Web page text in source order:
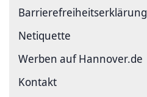
Barriere­freiheits­erklärung
Netiquette
Werben auf Hannover.de
Kontakt